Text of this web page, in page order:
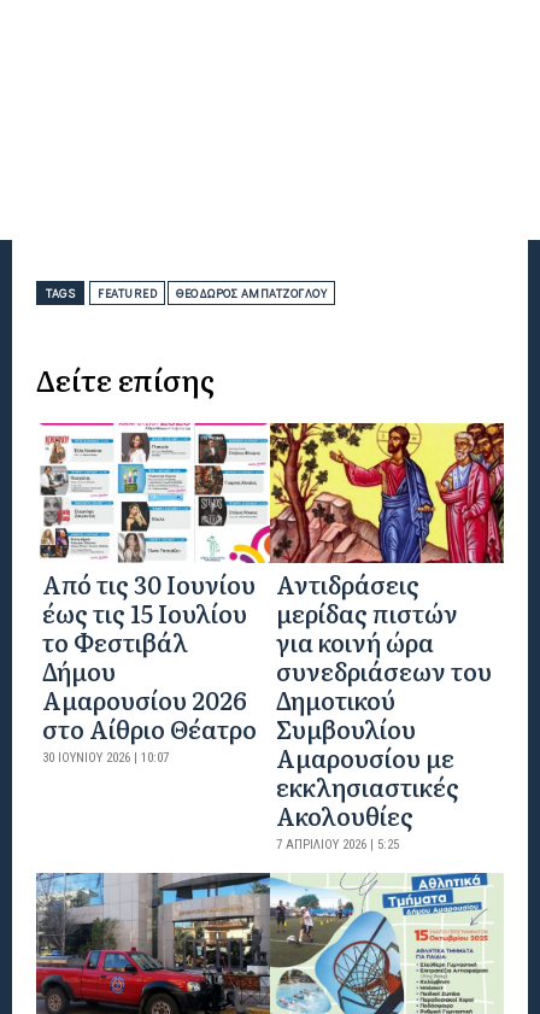
TAGS FEATURED ΘΕΌΔΩΡΟΣ ΑΜΠΑΤΖΌΓΛΟΥ
Δείτε επίσης
Από τις 30 Ιουνίου
έως τις 15 Ιουλίου
το Φεστιβάλ
Δήμου
Αμαρουσίου 2026
στο Αίθριο Θέατρο
30 ΙΟΥΝΊΟΥ 2026 | 10:07
Αντιδράσεις
μερίδας πιστών
για κοινή ώρα
συνεδριάσεων του
Δημοτικού
Συμβουλίου
Αμαρουσίου με
εκκλησιαστικές
Ακολουθίες
7 ΑΠΡΙΛΊΟΥ 2026 | 5:25